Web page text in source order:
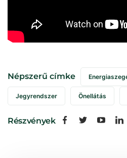
Népszerű címke
Jegyrendszer Önellátás
Részvények